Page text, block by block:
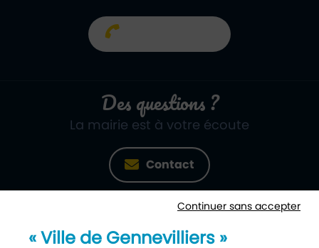
Des questions ?
La mairie est à votre écoute
Contact
Newsletter
Continuer sans accepter
« Ville de Gennevilliers »